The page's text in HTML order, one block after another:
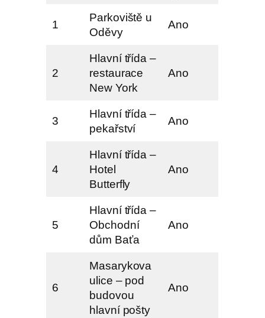
1
Parkoviště u
Oděvy
Ano
2
Hlavní třída –
restaurace
New York
Ano
3
Hlavní třída –
pekařství
Ano
4
Hlavní třída –
Hotel
Butterfly
Ano
5
Hlavní třída –
Obchodní
dům Baťa
Ano
6
Masarykova
ulice – pod
budovou
hlavní pošty
Ano